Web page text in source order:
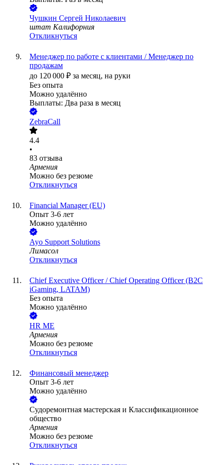
Чушкин Сергей Николаевич
штат Калифорния
Откликнуться
Менеджер по работе с клиентами / Менеджер по
продажам
до 120 000 ₽ за месяц, на руки
Без опыта
Можно удалённо
Выплаты: Два раза в месяц
ZebraCall
4.4
•
83 отзыва
Армения
Можно без резюме
Откликнуться
Financial Manager (EU)
Опыт 3-6 лет
Можно удалённо
Ayo Support Solutions
Лимасол
Откликнуться
Chief Executive Officer / Chief Operating Officer (B2C
iGaming, LATAM)
Без опыта
Можно удалённо
HR ME
Армения
Можно без резюме
Откликнуться
Финансовый менеджер
Опыт 3-6 лет
Можно удалённо
Cудоремонтная мастерская и Классификационное
общество
Армения
Можно без резюме
Откликнуться